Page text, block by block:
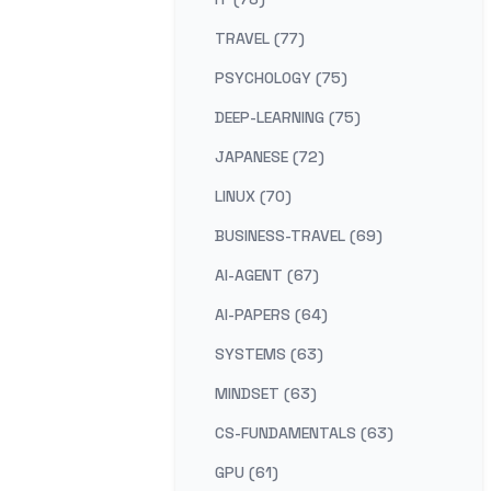
TRAVEL (77)
PSYCHOLOGY (75)
DEEP-LEARNING (75)
JAPANESE (72)
LINUX (70)
BUSINESS-TRAVEL (69)
AI-AGENT (67)
AI-PAPERS (64)
SYSTEMS (63)
MINDSET (63)
CS-FUNDAMENTALS (63)
GPU (61)